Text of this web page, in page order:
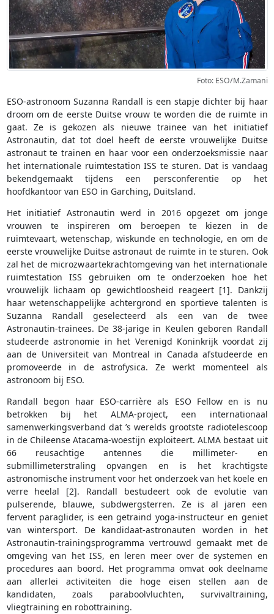
Foto: ESO/M.Zamani
ESO-astronoom Suzanna Randall is een stapje dichter bij haar
droom om de eerste Duitse vrouw te worden die de ruimte in
gaat. Ze is gekozen als nieuwe trainee van het initiatief
Astronautin, dat tot doel heeft de eerste vrouwelijke Duitse
astronaut te trainen en haar voor een onderzoeksmissie naar
het internationale ruimtestation ISS te sturen. Dat is vandaag
bekendgemaakt tijdens een persconferentie op het
hoofdkantoor van ESO in Garching, Duitsland.
Het initiatief Astronautin werd in 2016 opgezet om jonge
vrouwen te inspireren om beroepen te kiezen in de
ruimtevaart, wetenschap, wiskunde en technologie, en om de
eerste vrouwelijke Duitse astronaut de ruimte in te sturen. Ook
zal het de microzwaartekrachtomgeving van het internationale
ruimtestation ISS gebruiken om te onderzoeken hoe het
vrouwelijk lichaam op gewichtloosheid reageert [1]. Dankzij
haar wetenschappelijke achtergrond en sportieve talenten is
Suzanna Randall geselecteerd als een van de twee
Astronautin-trainees. De 38-jarige in Keulen geboren Randall
studeerde astronomie in het Verenigd Koninkrijk voordat zij
aan de Universiteit van Montreal in Canada afstudeerde en
promoveerde in de astrofysica. Ze werkt momenteel als
astronoom bij ESO.
Randall begon haar ESO-carrière als ESO Fellow en is nu
betrokken bij het ALMA-project, een internationaal
samenwerkingsverband dat ’s werelds grootste radiotelescoop
in de Chileense Atacama-woestijn exploiteert. ALMA bestaat uit
66 reusachtige antennes die millimeter- en
submillimeterstraling opvangen en is het krachtigste
astronomische instrument voor het onderzoek van het koele en
verre heelal [2]. Randall bestudeert ook de evolutie van
pulserende, blauwe, subdwergsterren. Ze is al jaren een
fervent paraglider, is een getraind yoga-instructeur en geniet
van wintersport. De kandidaat-astronauten worden in het
Astronautin-trainingsprogramma vertrouwd gemaakt met de
omgeving van het ISS, en leren meer over de systemen en
procedures aan boord. Het programma omvat ook deelname
aan allerlei activiteiten die hoge eisen stellen aan de
kandidaten, zoals paraboolvluchten, survivaltraining,
vliegtraining en robottraining.